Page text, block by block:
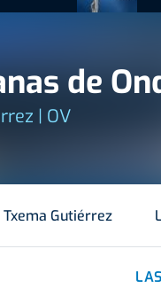
de
| OV
Gutiérrez